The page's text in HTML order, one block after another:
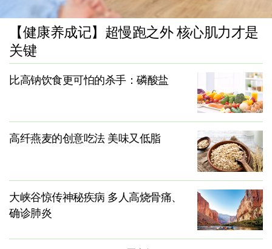
【健康养成记】超慢跑之外 核心肌力才是
关键
比高钠饮食更可怕的杀手：磷酸盐
高纤燕麦的创意吃法 美味又低脂
大峡谷惊传神秘疾病 多人高烧骨痛、
确诊肺炎